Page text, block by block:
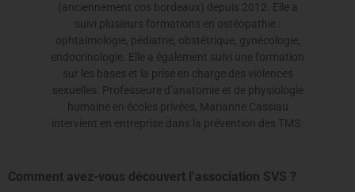
(anciennement cos bordeaux) depuis 2012. Elle a
suivi plusieurs formations en ostéopathie :
ophtalmologie, pédiatrie, obstétrique, gynécologie,
endocrinologie. Elle a également suivi une formation
sur les bases et la prise en charge des violences
sexuelles. Professeure d’anatomie et de physiologie
humaine en écoles privées, Marianne Cassiau
intervient en entreprise dans la prévention des TMS.
Comment avez-vous découvert l’association SVS ?